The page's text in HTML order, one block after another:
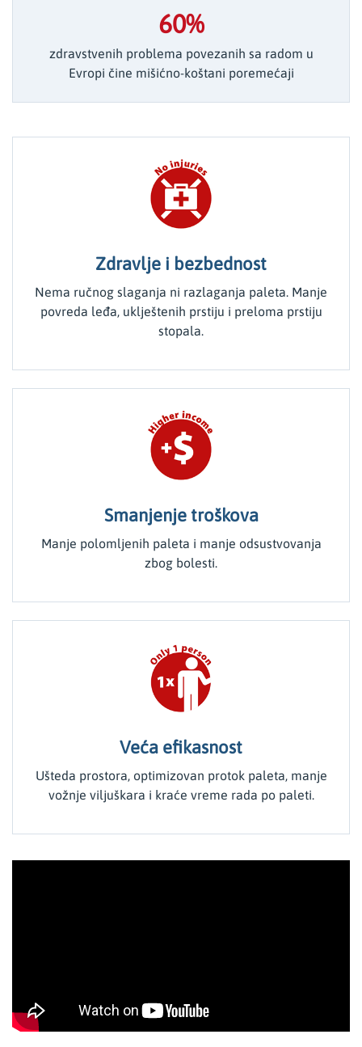
60%
zdravstvenih problema povezanih sa radom u
Evropi čine mišićno-koštani poremećaji
Zdravlje i bezbednost
Nema ručnog slaganja ni razlaganja paleta. Manje
povreda leđa, uklještenih prstiju i preloma prstiju
stopala.
Smanjenje troškova
Manje polomljenih paleta i manje odsustvovanja
zbog bolesti.
Veća efikasnost
Ušteda prostora, optimizovan protok paleta, manje
vožnje viljuškara i kraće vreme rada po paleti.